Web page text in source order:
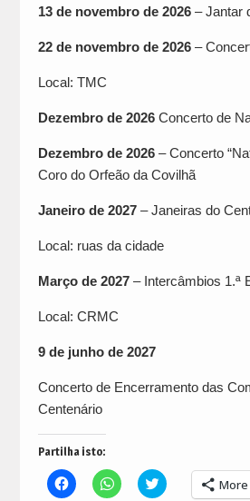
13 de novembro de 2026– Jantar
22 de novembro de 2026–
Local: TMC
Dezembro de 2026Concerto de
Dezembro de 2026– Concerto
Coro do Orfeão da Covilhã
Janeiro de 2027– Janeiras do
Local: ruas da cidade
Março de 2027– Intercâmbios 1.ª
Local: CRMC
9 de junho de 2027
Concerto de Encerramento das
Centenário
Partilha isto:
Click
to
Click
to
Click
to More